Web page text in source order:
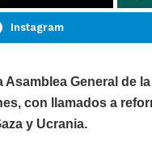
Instagram
Asamblea General de
con llamados a
y Ucrania.